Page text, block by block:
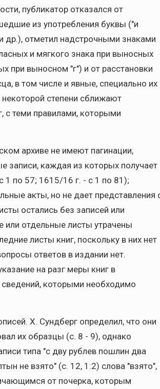
публикатор отказался от
из употребления буквы ("и
др.), отметил надстрочными знаками
и мягкого знака при выносных
при выносном "г") и от расстановки
в том числе и явные, специально их
степени сближают
с теми правилами, которыми
архиве не имеют пагинации,
записи, каждая из которых получает
1 по 57; 1615/16 г. - с 1 по 81);
акты, но не дает представления
остались без записей или
или отдельные листы утрачены
листы книг, поскольку в них нет
ответов в издании нет.
на разг меры книг в
которыми необходимо
Х. Сундберг определил, что они
их образцы (с. 8 - 9), однако
типа "с дву рублев пошлин два
не взято" (с. 12, 1:2) слова "взято",
от почерка, которым